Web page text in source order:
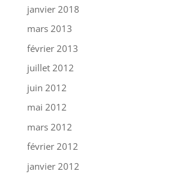
janvier 2018
mars 2013
février 2013
juillet 2012
juin 2012
mai 2012
mars 2012
février 2012
janvier 2012